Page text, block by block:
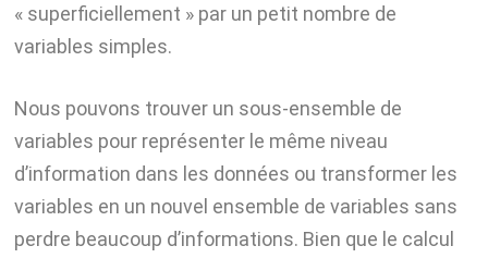
« superficiellement » par un petit nombre de
variables simples.
Nous pouvons trouver un sous-ensemble de
variables pour représenter le même niveau
d’information dans les données ou transformer les
variables en un nouvel ensemble de variables sans
perdre beaucoup d’informations. Bien que le calcul